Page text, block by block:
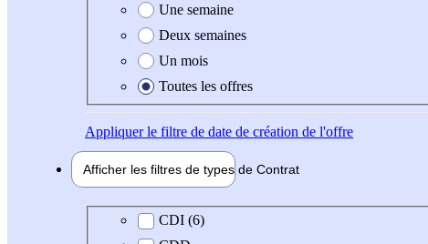
Une semaine
Deux semaines
Un mois
Toutes les offres
Appliquerle filtre de date de création de l'offre
Afficher les filtres de types de Contrat
Type de contrat
CDI (6)